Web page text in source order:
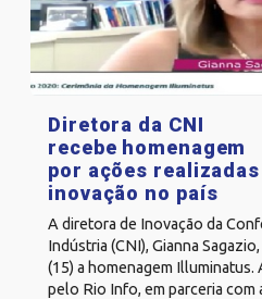
Diretora da CNI
recebe homenagem
por ações
inovação no país
A diretora de Inovação da
Indústria (CNI), Gianna
(15) a homenagem
pelo Rio Info, em parceria com